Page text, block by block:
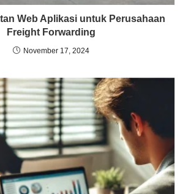
Web Aplikasi untuk Perusahaan
Freight Forwarding
November 17, 2024